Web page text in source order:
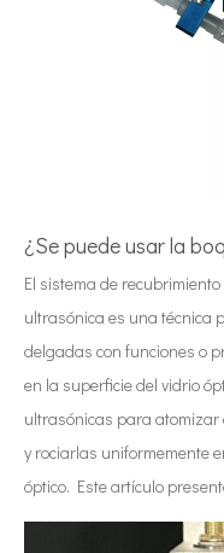
El sistema de
ultrasónica es una técnica
delgadas con funciones o
en la superficie del vidrio
ultrasónicas para
y rociarlas uniformemente
óptico. Este artículo